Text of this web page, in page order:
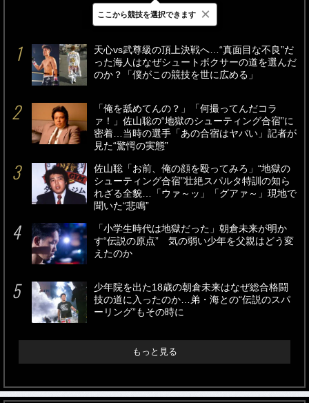
最新 24時間 週間
天心vs武尊級の頂上決戦へ…“真面目な不良”だ
った海人はなぜシュートボクサーの道を選んだ
のか？「僕がこの競技を世に広める」
「俺を舐めてんの？」「何撮ってんだコラ
ァ！」佐山聡の“地獄のシューティング合宿”に
密着…当時の選手「あの合宿はヤバい」記者が
見た“驚愕の実態”
佐山聡「お前、俺の顔を殴ってみろ」“地獄の
シューティング合宿”壮絶スパルタ特訓の知ら
れざる全貌…「ウァ～ッ」「グアァ～」現地で
聞いた“悲鳴”
「小学生時代は地獄だった」朝倉未来が明か
す“伝説の原点” 気の弱い少年を父親はどう変
えたのか
少年院を出た18歳の朝倉未来はなぜ総合格闘
技の道に入ったのか…弟・海との“伝説のスパ
ーリング”もその時に
もっと見る
ここから競技を選択できます ×